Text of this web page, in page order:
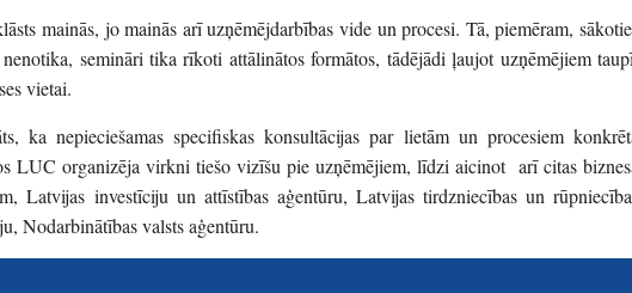
mainās, jo mainās arī uzņēmējdarbības vide un procesi. Tā, piemēram,
semināri tika rīkoti attālinātos formātos, tādējādi ļaujot uzņēmējiem
vietai.
ka nepieciešamas specifiskas konsultācijas par lietām un procesiem
LUC organizēja virkni tiešo vizīšu pie uzņēmējiem, līdzi aicinot arī citas
Latvijas investīciju un attīstības aģentūru, Latvijas tirdzniecības un
Nodarbinātības valsts aģentūru.